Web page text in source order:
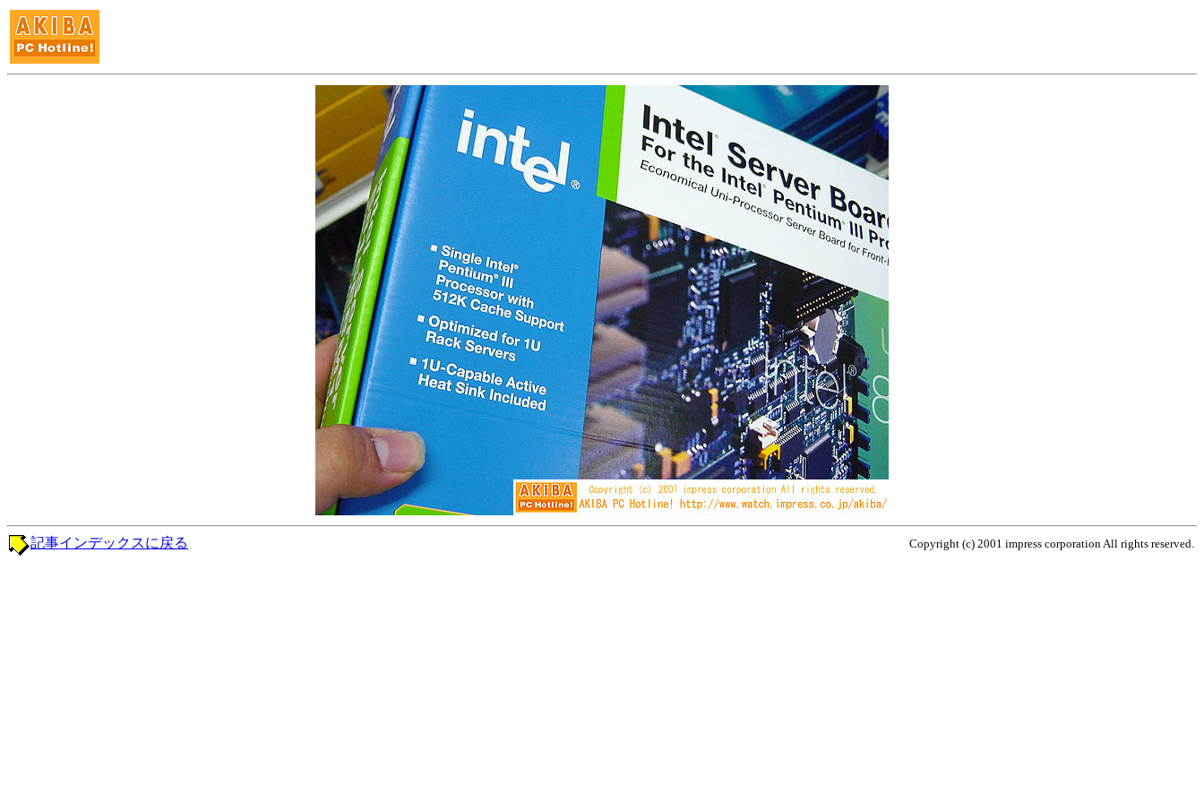
Copyright (c) 2001 impress corporation All rights reserved.
記事インデックスに戻る